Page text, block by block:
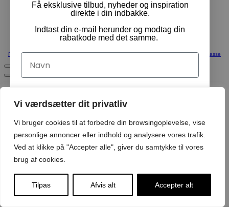
Vi værdsætter dit privatliv
Vi bruger cookies til at forbedre din browsingoplevelse, vise
personlige annoncer eller indhold og analysere vores trafik.
Ved at klikke på "Accepter alle", giver du samtykke til vores
brug af cookies.
Tilpas Afvis alt Accepter alt
Fortsæt med at handle Vis Kurv Kasse
Få eksklusive tilbud, nyheder og inspiration
direkte i din indbakke.
Indtast din e-mail herunder og modtag din
rabatkode med det samme.
Navn
Ja tak, tilmeld mig!
Ved tilmelding acceptere du at modtage emails med